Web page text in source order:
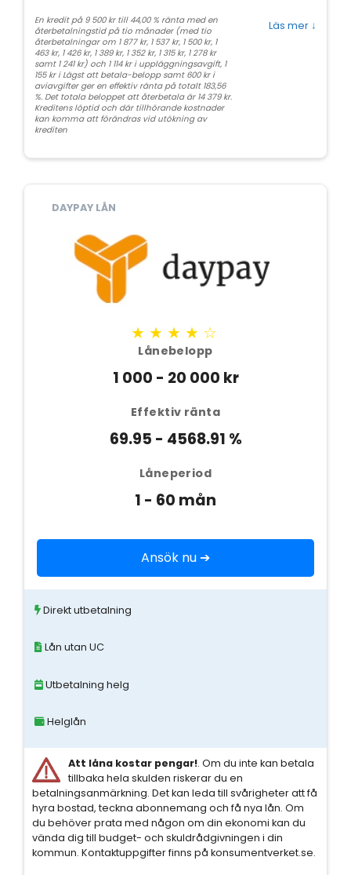
En kredit på 9 500 kr till 44,00 % ränta med en
återbetalningstid på tio månader (med tio
återbetalningar om 1 877 kr, 1 537 kr, 1 500 kr, 1
463 kr, 1 426 kr, 1 389 kr, 1 352 kr, 1 315 kr, 1 278 kr
samt 1 241 kr) och 1 114 kr i uppläggningsavgift, 1
155 kr i Lägst att betala-belopp samt 600 kr i
aviavgifter ger en effektiv ränta på totalt 183,56
%. Det totala beloppet att återbetala är 14 379 kr.
Kreditens löptid och där tillhörande kostnader
kan komma att förändras vid utökning av
krediten
Läs mer ↓
DAYPAY LÅN
★★★★☆
Lånebelopp
1 000 - 20 000 kr
Effektiv ränta
69.95 - 4568.91 %
Låneperiod
1 - 60 mån
Ansök nu ➔
Direkt utbetalning
Lån utan UC
Utbetalning helg
Helglån
Att låna kostar pengar!. Om du inte kan betala
tillbaka hela skulden riskerar du en
betalningsanmärkning. Det kan leda till svårigheter att få
hyra bostad, teckna abonnemang och få nya lån. Om
du behöver prata med någon om din ekonomi kan du
vända dig till budget- och skuldrådgivningen i din
kommun. Kontaktuppgifter finns på konsumentverket.se.